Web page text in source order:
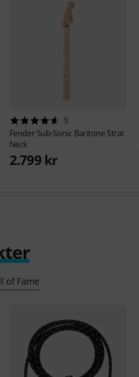
5
Fender Sub-Sonic Baritone Strat
Neck
2.799 kr
of Fame